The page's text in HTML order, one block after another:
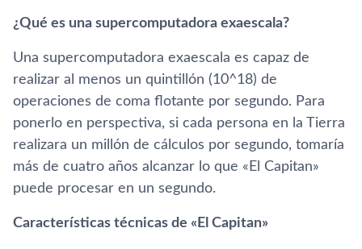
¿Qué es una supercomputadora exaescala?
Una supercomputadora exaescala es capaz de
realizar al menos un quintillón (10^18) de
operaciones de coma flotante por segundo. Para
ponerlo en perspectiva, si cada persona en la Tierra
realizara un millón de cálculos por segundo, tomaría
más de cuatro años alcanzar lo que «El Capitan»
puede procesar en un segundo.
Características técnicas de «El Capitan»